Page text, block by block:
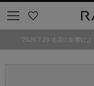
気
2026.7.29 地震の影響に